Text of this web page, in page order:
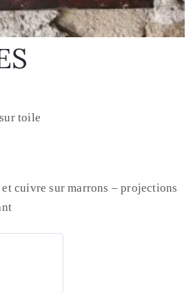
toile
et cuivre sur marrons – projections